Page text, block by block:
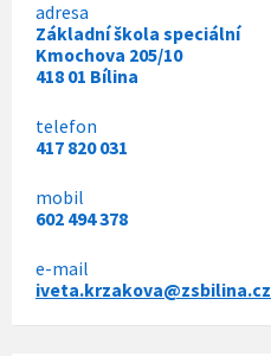
adresa
Základní škola speciální
Kmochova 205/10
418 01 Bílina
telefon
417 820 031
mobil
602 494 378
e-mail
iveta.krzakova@zsbilina.cz